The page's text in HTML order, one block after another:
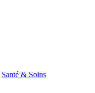
Santé & Soins